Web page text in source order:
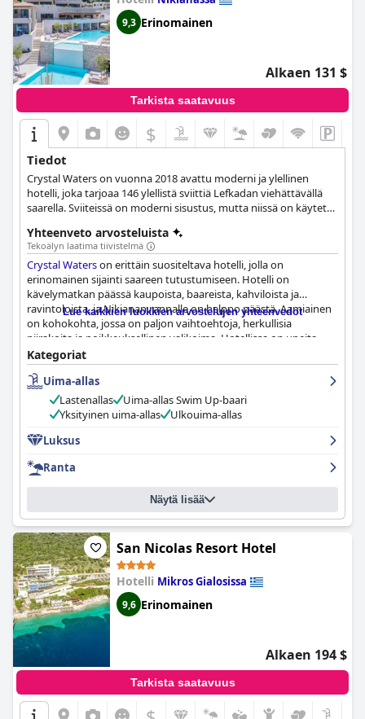
9,3 Erinomainen
Alkaen 131 $
Tarkista saatavuus
$
Tiedot
Crystal Waters on vuonna 2018 avattu moderni ja ylellinen
hotelli, joka tarjoaa 146 ylellistä sviittiä Lefkadan viehättävällä
saarella. Sviiteissä on moderni sisustus, mutta niissä on käytetty
Joonianmerelle. Vierailla on mahdollisuus nauttia
ainutlaatuisista kulinaarisista luomuksista, tutustua saareen
kaikessa rauhassa tai jopa nauttia erilaisista aktiviteeteista, joita
tällä vilkkaalla saarella on tarjolla.
Yhteenveto arvosteluista
Tekoälyn laatima tiivistelmä
Crystal Waterson erittäin suositeltava hotelli, jolla on
erinomainen sijainti saareen tutustumiseen. Hotelli on
kävelymatkan päässä kaupoista, baareista, kahviloista ja
ravintoloista, ja Nikianan rannalle on helppo päästä. Aamiainen
on kohokohta, jossa on paljon vaihtoehtoja, herkullisia
piirakoita ja poikkeuksellinen valikoima. Hotellissa on upeita
ruokailukokemuksia laadukkaalla ja tuoreella ruoalla. Huoneet
ovat tilavia, puhtaita ja kauniisti sisustettuja moderneilla
mukavuuksilla. Hotelli on ylpeä moitteettomasta siisteydestään,
ja henkilökunta on ystävällistä, kohteliasta ja ihanaa. Allasalue
on kaunis, ja hotelli tarjoaa ylellisiä majoitustiloja yksityisillä
uima-altailla.
majoituspaikka, jossa on tyylikkäät tilat sekä sisällä että ulkona.
ylellisen loman upeassa ja hienostuneessa paikassa.
Lue kaikkien luokkien arvostelujen yhteenvedot
Kategoriat
Uima-allas
Lastenallas
Uima-allas Swim Up-baari
Yksityinen uima-allas
Ulkouima-allas
Luksus
Ranta
Näytä lisää
San Nicolas Resort Hotel
Hotelli Mikros Gialosissa
9,6 Erinomainen
Alkaen 194 $
Tarkista saatavuus